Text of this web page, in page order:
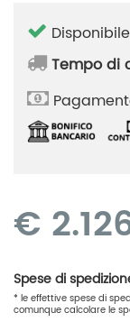
Tempo di
€
Spese di
* le effettive spese di
comunque calcolare le